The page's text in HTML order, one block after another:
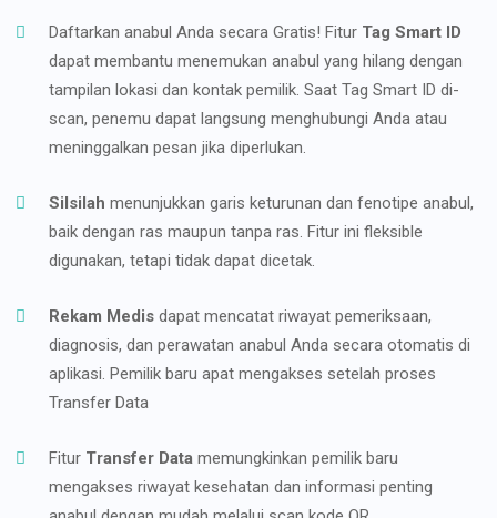
Daftarkan anabul Anda secara Gratis! Fitur Tag Smart ID
dapat membantu menemukan anabul yang hilang dengan
tampilan lokasi dan kontak pemilik. Saat Tag Smart ID di-
scan, penemu dapat langsung menghubungi Anda atau
meninggalkan pesan jika diperlukan.
Silsilah menunjukkan garis keturunan dan fenotipe anabul,
baik dengan ras maupun tanpa ras. Fitur ini fleksible
digunakan, tetapi tidak dapat dicetak.
Rekam Medis dapat mencatat riwayat pemeriksaan,
diagnosis, dan perawatan anabul Anda secara otomatis di
aplikasi. Pemilik baru apat mengakses setelah proses
Transfer Data
Fitur Transfer Data memungkinkan pemilik baru
mengakses riwayat kesehatan dan informasi penting